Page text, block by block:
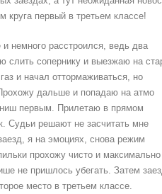
круга первый в третьем классе!
немного расстроился, ведь два
сопернику и выезжаю на
и начал оттормаживаться, но
дальше и попадаю на атмо
первым. Прилетаю в прямом
Судьи решают не засчитать мне
я на эмоциях, снова режим
прохожу чисто и максимально
не пришлось убегать. Затем
место в третьем классе.